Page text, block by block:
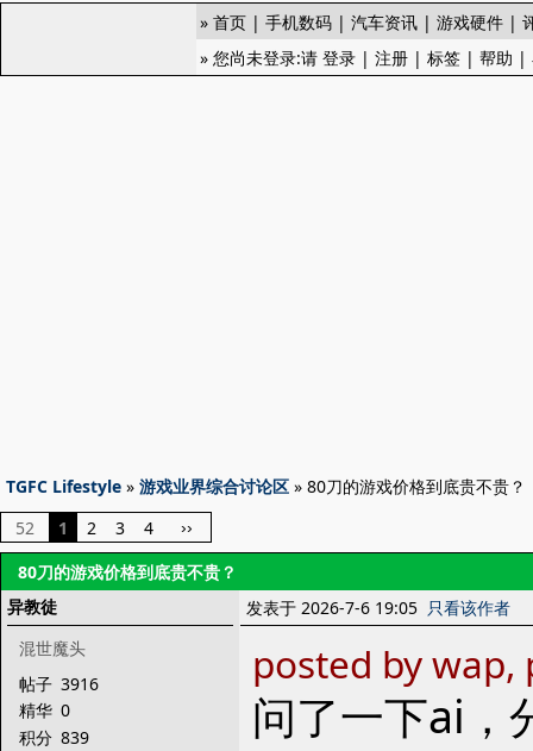
» 首页 | 手机数码 | 汽车资讯 | 游戏硬件 |
» 您尚未登录:请 登录 | 注册 | 标签 | 帮助 |
TGFC Lifestyle » 游戏业界综合讨论区 » 80刀的游戏价格到底贵不贵？
52
1 2 3 4 ››
80刀的游戏价格到底贵不贵？
异教徒
混世魔头
帖子 3916
精华 0
积分 839
发表于 2026-7-6 19:05 只看该作者
posted by wap,
问了一下ai，